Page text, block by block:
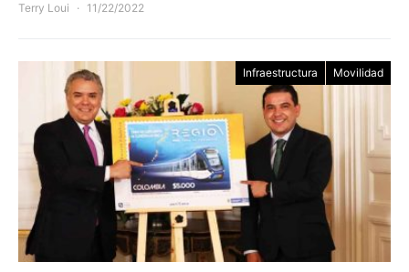
Terry Loui 11/22/2022
Infraestructura Movilidad